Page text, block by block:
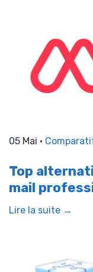
05 Mai •
Top
mail
Lire la suite →